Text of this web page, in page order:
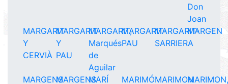
Don
Joan
MARGARIT
Y
CERVIÀ
MARGARIT
Y
PAU
MARGARIT,
Marqués
de
Aguilar
MARGARIT-
PAU
MARGARIT-
SARRIERA
MARGEN
MARGENSMARGENSMARÍ MARIMÓMARIMON